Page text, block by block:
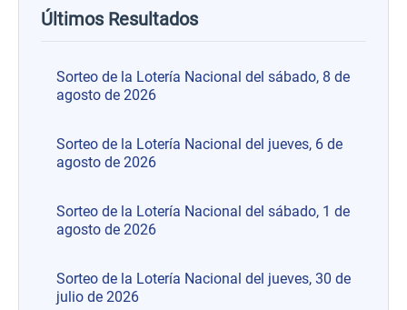
Últimos Resultados
Sorteo de la Lotería Nacional del sábado, 8 de
agosto de 2026
Sorteo de la Lotería Nacional del jueves, 6 de
agosto de 2026
Sorteo de la Lotería Nacional del sábado, 1 de
agosto de 2026
Sorteo de la Lotería Nacional del jueves, 30 de
julio de 2026